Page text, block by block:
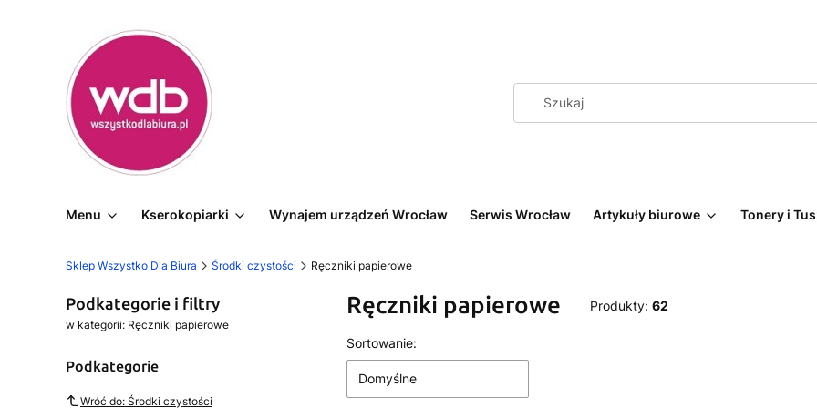
Menu Kserokopiarki Wynajem urządzeń Wrocław Serwis Wrocław Artykuły biurowe Tonery i
Sklep Wszystko Dla Biura Środki czystości Ręczniki papierowe
Podkategorie i filtry
w kategorii: Ręczniki papierowe
Podkategorie
Wróć do: Środki czystości
Ręczniki papierowe Produkty: 62
Lista produktów
Sortowanie:
Domyślne